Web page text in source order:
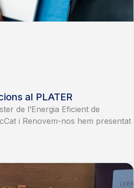
al PLATER
de l’Energia Eficient de
i Renovem-nos hem presentat